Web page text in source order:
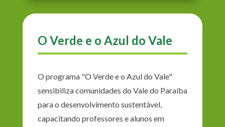
O Verde e o Azul do Vale
O programa "O Verde e o Azul do Vale"
sensibiliza comunidades do Vale do Paraíba
para o desenvolvimento sustentável,
capacitando professores e alunos em